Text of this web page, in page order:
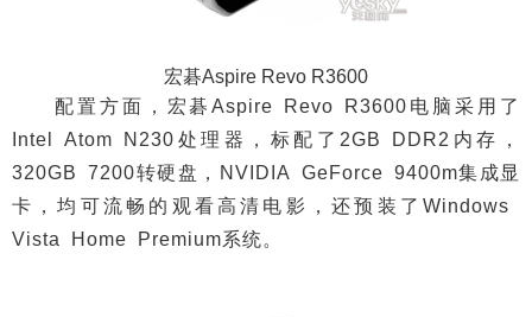
宏碁Aspire Revo R3600
配置方面，宏碁Aspire Revo R3600电脑采用了
Intel Atom N230处理器，标配了2GB DDR2内存，
320GB 7200转硬盘，NVIDIA GeForce 9400m集成显
卡，均可流畅的观看高清电影，还预装了Windows
Vista Home Premium系统。